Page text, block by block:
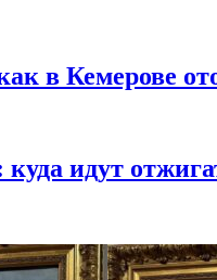
в Кемерове
идут